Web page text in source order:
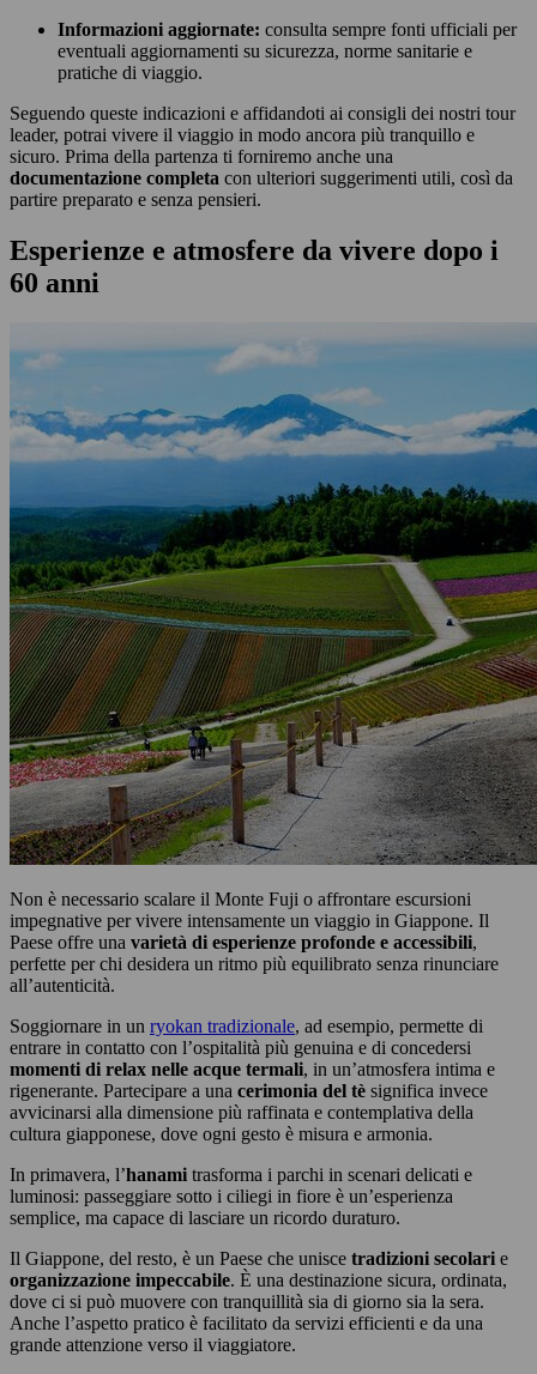
Informazioni aggiornate: consulta sempre fonti ufficiali per
eventuali aggiornamenti su sicurezza, norme sanitarie e
pratiche di viaggio.
Seguendo queste indicazioni e affidandoti ai consigli dei nostri tour
leader, potrai vivere il viaggio in modo ancora più tranquillo e
sicuro. Prima della partenza ti forniremo anche una
documentazione completa con ulteriori suggerimenti utili, così da
partire preparato e senza pensieri.
Esperienze e atmosfere da vivere dopo i
60 anni
Non è necessario scalare il Monte Fuji o affrontare escursioni
impegnative per vivere intensamente un viaggio in Giappone. Il
Paese offre una varietà di esperienze profonde e accessibili,
perfette per chi desidera un ritmo più equilibrato senza rinunciare
all’autenticità.
Soggiornare in un ryokan tradizionale, ad esempio, permette di
entrare in contatto con l’ospitalità più genuina e di concedersi
momenti di relax nelle acque termali, in un’atmosfera intima e
rigenerante. Partecipare a una cerimonia del tè significa invece
avvicinarsi alla dimensione più raffinata e contemplativa della
cultura giapponese, dove ogni gesto è misura e armonia.
In primavera, l’hanami trasforma i parchi in scenari delicati e
luminosi: passeggiare sotto i ciliegi in fiore è un’esperienza
semplice, ma capace di lasciare un ricordo duraturo.
Il Giappone, del resto, è un Paese che unisce tradizioni secolari e
organizzazione impeccabile. È una destinazione sicura, ordinata,
dove ci si può muovere con tranquillità sia di giorno sia la sera.
Anche l’aspetto pratico è facilitato da servizi efficienti e da una
grande attenzione verso il viaggiatore.